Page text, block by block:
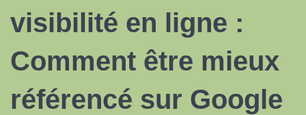
visibilité en ligne :
Comment être mieux
référencé sur Google